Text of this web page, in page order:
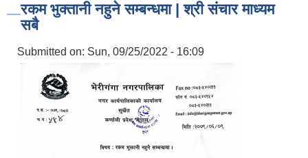
रकम भुक्तानी नहुने सम्बन्धमा | श्री संचार माध्यम
सबै
Submitted on: Sun, 09/25/2022 - 16:09